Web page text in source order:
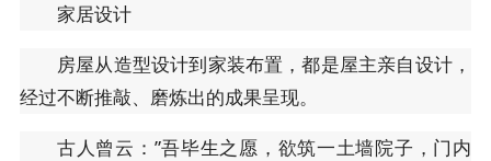
家居设计
房屋从造型设计到家装布置，都是屋主亲自设计，
经过不断推敲、磨炼出的成果呈现。
古人曾云：”吾毕生之愿，欲筑一土墙院子，门内